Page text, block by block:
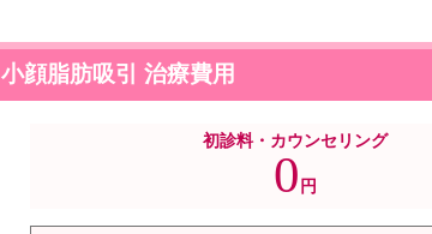
小顔脂肪吸引 治療費用
初診料・カウンセリング
0 円